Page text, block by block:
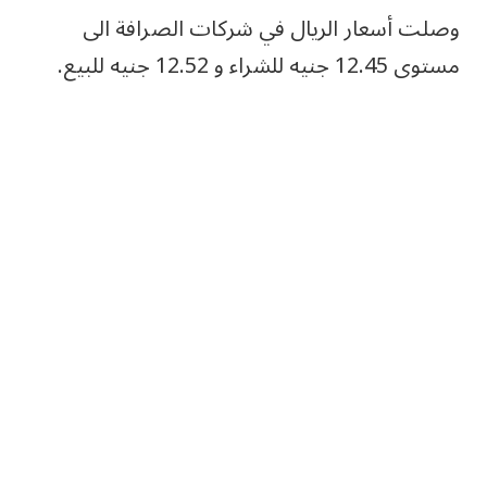
‎وصلت أسعار الريال في شركات الصرافة الى
مستوى 12.45 جنيه للشراء و 12.52 جنيه للبيع.